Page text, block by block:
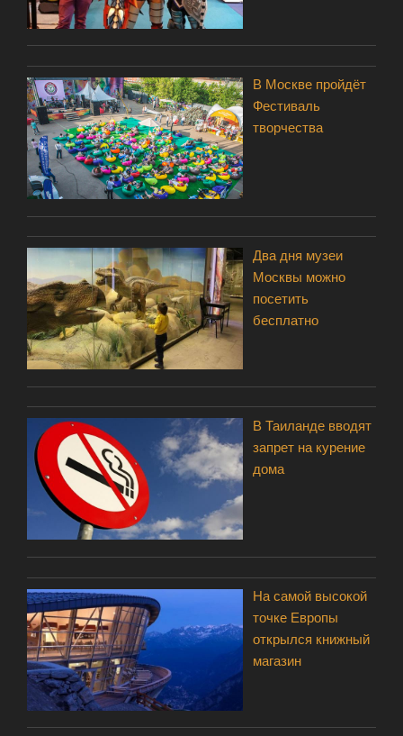
В Москве пройдёт
Фестиваль
творчества
Два дня музеи
Москвы можно
посетить
бесплатно
В Таиланде вводят
запрет на курение
дома
На самой высокой
точке Европы
открылся книжный
магазин